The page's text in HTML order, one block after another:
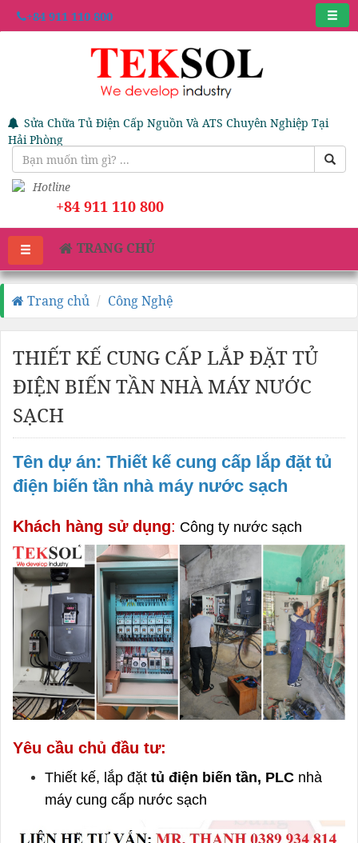
+84 911 110 800
Sửa Chữa Tủ Điện Cấp Nguồn Và ATS Chuyên Nghiệp Tại
Hải Phòng
Hotline
+84 911 110 800
TRANG CHỦ
Trang chủ Công Nghệ
THIẾT KẾ CUNG CẤP LẮP ĐẶT TỦ
ĐIỆN BIẾN TẦN NHÀ MÁY NƯỚC
SẠCH
Tên dự án: Thiết kế cung cấp lắp đặt tủ
điện biến tần nhà máy nước sạch
Khách hàng sử dụng: Công ty nước sạch
Yêu cầu chủ đầu tư:
Thiết kế, lắp đặt tủ điện biến tần, PLC nhà
máy cung cấp nước sạch